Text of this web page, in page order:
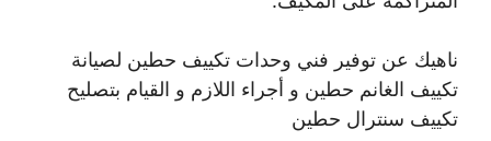
ناهيك عن توفير فني وحدات تكييف حطين لصيانة
تكييف الغانم حطين و أجراء اللازم و القيام بتصليح
تكييف سنترال حطين